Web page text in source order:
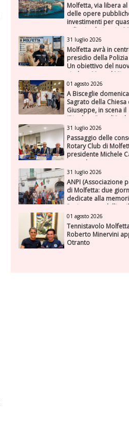
Molfetta, via libera al
delle opere
investimenti per
milioni nel triennio
31 luglio 2026
Molfetta avrà in
presidio della
Un obiettivo del
sindaco Manuel
diviene realtà, con la
di maggiore
presenza sul
01 agosto 2026
A Bisceglie
Sagrato della Chiesa
Giuseppe, in scena il
“Rigoletto” con
Sinfonica Federiciana
31 luglio 2026
Passaggio delle
Rotary Club di
presidente Michele
succede a se stesso
31 luglio 2026
ANPI (Associazione
di Molfetta: due
dedicate alla
Resistenza e
01 agosto 2026
Tennistavolo
Roberto Minervini
Otranto